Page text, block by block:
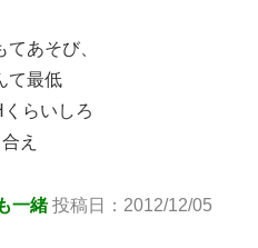
あそび、
て最低
らいしろ
え
一緒投稿日：2012/12/05